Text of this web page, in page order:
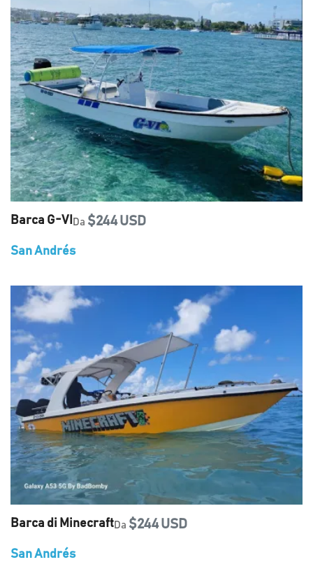
Barca G-VI Da $244 USD
San Andrés
Barca di MinecraftDa $244 USD
San Andrés